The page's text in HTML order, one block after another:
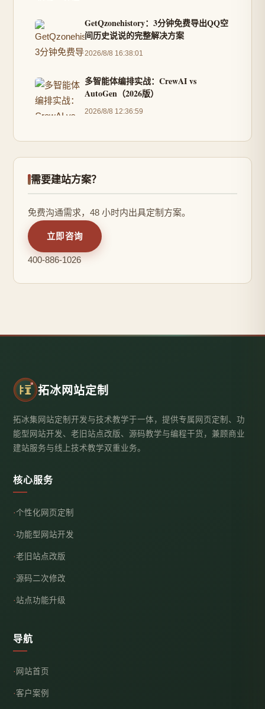
GetQzonehistory：3分钟免费导出QQ空
间历史说说的完整解决方案
2026/8/8 16:38:01
多智能体编排实战：CrewAI vs
AutoGen（2026版）
2026/8/8 12:36:59
需要建站方案？
免费沟通需求，48 小时内出具定制方案。
立即咨询
400-886-1026
拓冰网站定制
拓冰集网站定制开发与技术教学于一体，提供专属网页定制、功
能型网站开发、老旧站点改版、源码教学与编程干货，兼顾商业
建站服务与线上技术教学双重业务。
核心服务
个性化网页定制
功能型网站开发
老旧站点改版
源码二次修改
站点功能升级
导航
网站首页
客户案例